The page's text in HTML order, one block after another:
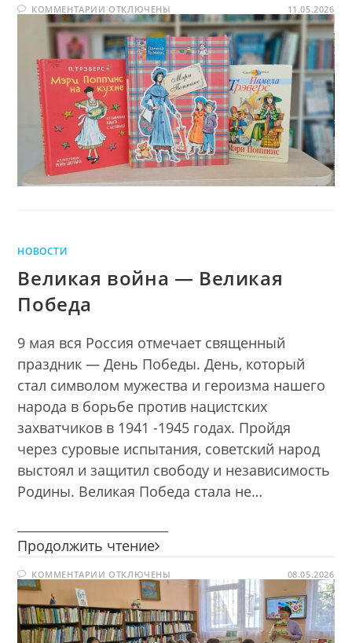
Мэри
Поппинс
КОММЕНТАРИИ К
ЗАПИСИ
ДЕНЬ
ОЖИДАНИЯ
МЭРИ
ПОППИНС
ОТКЛЮЧЕНЫ 11.05.2026
НОВОСТИ
Великая война — Великая
Победа
9 мая вся Россия отмечает священный
праздник — День Победы. День, который
стал символом мужества и героизма нашего
народа в борьбе против нацистских
захватчиков в 1941 -1945 годах. Пройдя
через суровые испытания, советский народ
выстоял и защитил свободу и независимость
Родины. Великая Победа стала не…
Продолжить чтение Великая
—
Великая
Победа
КОММЕНТАРИИ К
ЗАПИСИ
ВЕЛИКАЯ
ВОЙНА
—
ВЕЛИКАЯ
ПОБЕДА
ОТКЛЮЧЕНЫ 08.05.2026